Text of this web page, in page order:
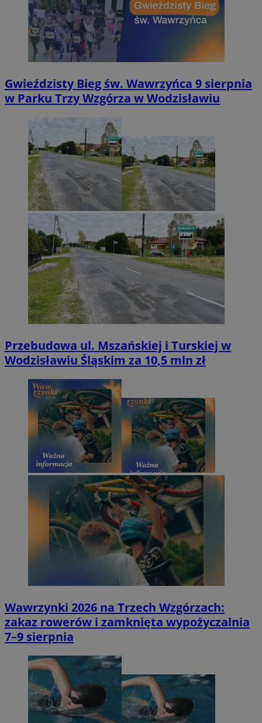
Gwieździsty Bieg św. Wawrzyńca 9 sierpnia
w Parku Trzy Wzgórza w Wodzisławiu
Przebudowa ul. Mszańskiej i Turskiej w
Wodzisławiu Śląskim za 10,5 mln zł
Wawrzynki 2026 na Trzech Wzgórzach:
zakaz rowerów i zamknięta wypożyczalnia
7–9 sierpnia